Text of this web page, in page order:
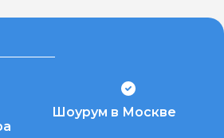
Шоурум в Москве